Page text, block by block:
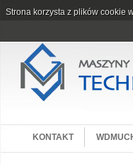
KONTAKT
Strona korzysta z plików cookie